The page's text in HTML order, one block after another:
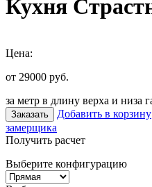
Кухня
Цена:
от 29000 руб.
за метр в длину верха и низа
Заказать Добавить в корзину
замерщика
Получить расчет
Выберите конфигурацию